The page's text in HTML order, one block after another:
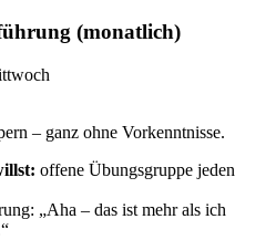
(monatlich)
– ganz ohne Vorkenntnisse.
offene Übungsgruppe jeden
„Aha – das ist mehr als ich